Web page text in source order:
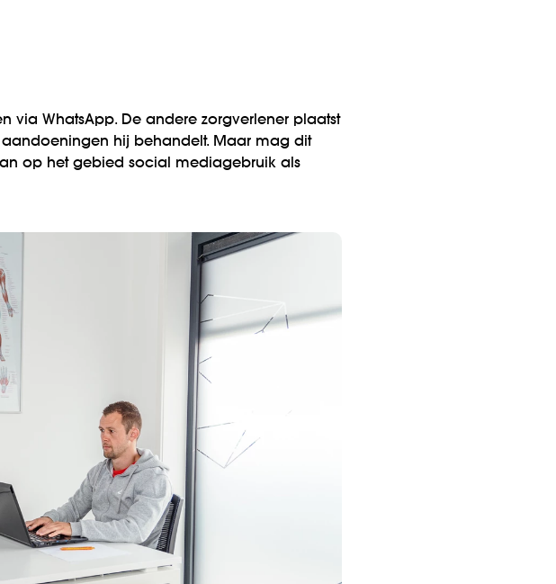
via WhatsApp. De andere zorgverlener plaatst
aandoeningen hij behandelt. Maar mag dit
op het gebied social mediagebruik als